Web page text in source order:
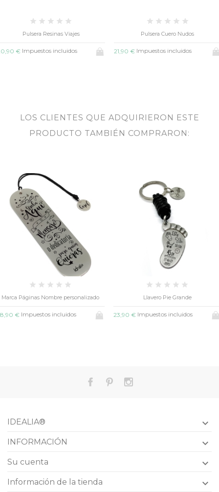
Pulsera Cuero Nudos
21,90 € Impuestos incluidos
Pulsera Regaliz Trenzado
21,50 €Impuestos incluidos
LOS CLIENTES QUE ADQUIRIERON ESTE
PRODUCTO TAMBIÉN COMPRARON:
Llavero Pie Grande
23,90 €Impuestos incluidos
Llavero Aro Nombres
16,50 €Impuestos incluidos
IDEALIA® 
INFORMACIÓN 
Su cuenta 
Información de la tienda 